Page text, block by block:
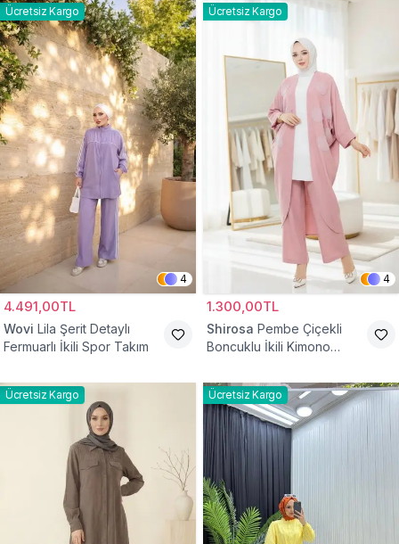
Ücretsiz Kargo
4
4.491,00TL
Wovi Lila Şerit Detaylı
Fermuarlı İkili Spor Takım
Ücretsiz Kargo
4
1.300,00TL
Shirosa Pembe Çiçekli
Boncuklu İkili Kimono
Ücretsiz Kargo Ücretsiz Kargo